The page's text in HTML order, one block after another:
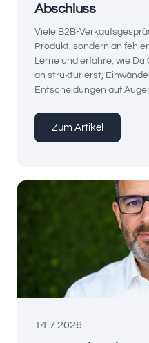
Abschluss
Viele B2B-
Produkt, sondern an
Lerne und erfahre, wie
an strukturierst,
Entscheidungen auf
Zum Artikel
14.7.2026